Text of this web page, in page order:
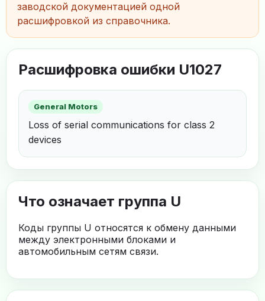
заводской документацией одной
расшифровкой из справочника.
Расшифровка ошибки U1027
General Motors
Loss of serial communications for class 2
devices
Что означает группа U
Коды группы U относятся к обмену данными
между электронными блоками и
автомобильным сетям связи.